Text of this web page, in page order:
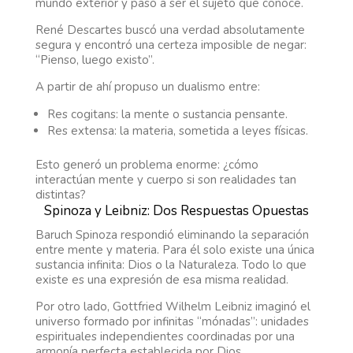
René Descartes buscó una verdad absolutamente
segura y encontró una certeza imposible de negar:
“Pienso, luego existo”.
A partir de ahí propuso un dualismo entre:
Res cogitans: la mente o sustancia pensante.
Res extensa: la materia, sometida a leyes físicas.
Esto generó un problema enorme: ¿cómo
interactúan mente y cuerpo si son realidades tan
distintas?
Spinoza y Leibniz: Dos Respuestas Opuestas
Baruch Spinoza respondió eliminando la separación
entre mente y materia. Para él solo existe una única
sustancia infinita: Dios o la Naturaleza. Todo lo que
existe es una expresión de esa misma realidad.
Por otro lado, Gottfried Wilhelm Leibniz imaginó el
universo formado por infinitas “mónadas”: unidades
espirituales independientes coordinadas por una